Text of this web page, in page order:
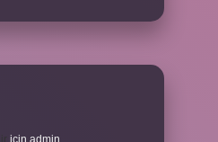
için admin